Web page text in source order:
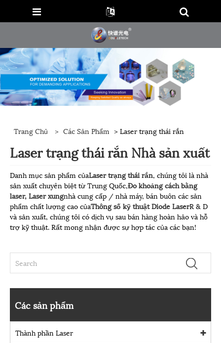
Trang Chủ > Các Sản Phẩm > Laser trạng thái rắn
Laser trạng thái rắn Nhà sản xuất
Danh mục sản phẩm củaLaser trạng thái rắn, chúng tôi là nhà
sản xuất chuyên biệt từ Trung Quốc,Đo khoảng cách bằng
laser, Laser xungnhà cung cấp / nhà máy, bán buôn các sản
phẩm chất lượng cao củaThông số kỹ thuật Diode LaserR & D
và sản xuất, chúng tôi có dịch vụ sau bán hàng hoàn hảo và hỗ
trợ kỹ thuật. Rất mong nhận được sự hợp tác của các bạn!
Các sản phẩm
Thành phần Laser